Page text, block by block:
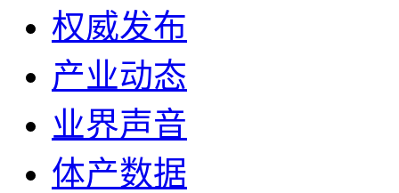
权威发布
产业动态
业界声音
体产数据